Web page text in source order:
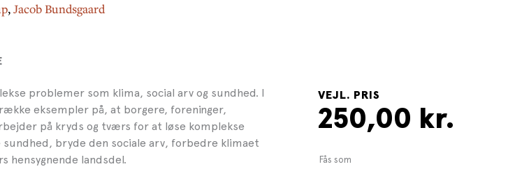
,Jacob Bundsgaard
problemer som klima, social arv og sundhed. I
eksempler på, at borgere, foreninger,
på kryds og tværs for at løse komplekse
bryde den sociale arv, forbedre klimaet
hensygnende landsdel.
VEJL. PRIS
250,00 kr.
Fås som